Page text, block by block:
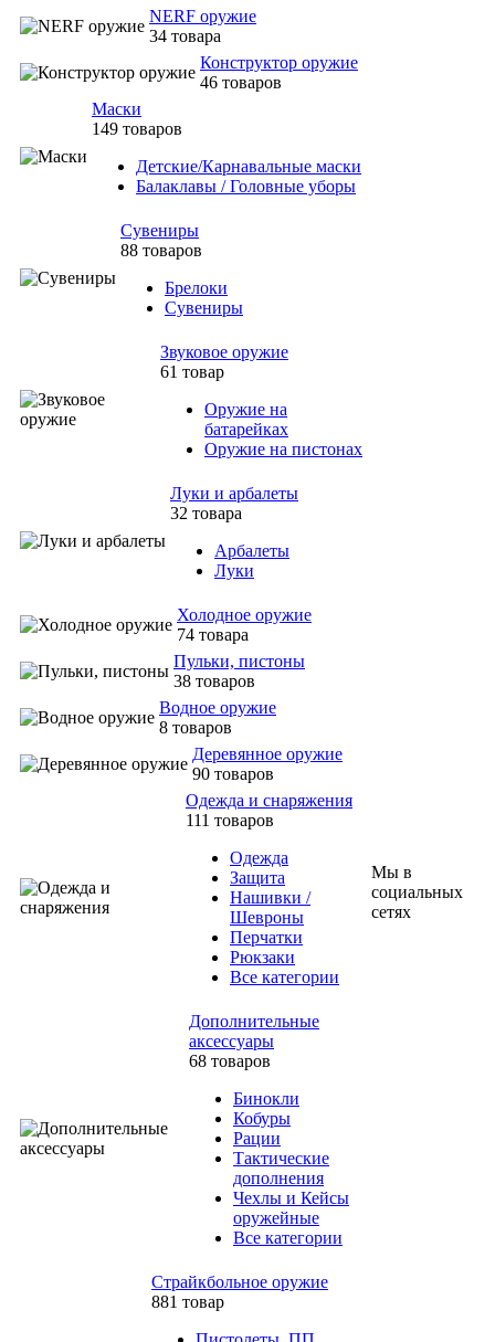
NERF оружие
34 товара
Конструктор оружие
46 товаров
Маски
149 товаров
Детские/Карнавальные маски
Балаклавы / Головные уборы
Сувениры
88 товаров
Брелоки
Сувениры
Звуковое оружие
61 товар
Оружие на
батарейках
Оружие на пистонах
Луки и арбалеты
32 товара
Арбалеты
Луки
Холодное оружие
74 товара
Пульки, пистоны
38 товаров
Водное оружие
8 товаров
Деревянное оружие
90 товаров
Одежда и снаряжения
111 товаров
Одежда
Защита
Нашивки /
Шевроны
Перчатки
Рюкзаки
Все категории
Дополнительные
аксессуары
68 товаров
Бинокли
Кобуры
Рации
Тактические
дополнения
Чехлы и Кейсы
оружейные
Все категории
Страйкбольное оружие
881 товар
Мы в
социальных
сетях